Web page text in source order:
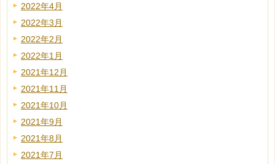
2022年4月
2022年3月
2022年2月
2022年1月
2021年12月
2021年11月
2021年10月
2021年9月
2021年8月
2021年7月